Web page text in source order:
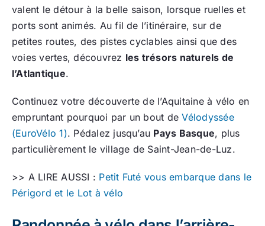
valent le détour à la belle saison, lorsque ruelles et
ports sont animés. Au fil de l’itinéraire, sur de
petites routes, des pistes cyclables ainsi que des
voies vertes, découvrez les trésors naturels de
l’Atlantique.
Continuez votre découverte de l’Aquitaine à vélo en
empruntant pourquoi par un bout deVélodyssée
(EuroVélo 1). Pédalez jusqu’au Pays Basque, plus
particulièrement le village de Saint-Jean-de-Luz.
>> A LIRE AUSSI : Petit Futé vous embarque dans le
Périgord et le Lot à vélo